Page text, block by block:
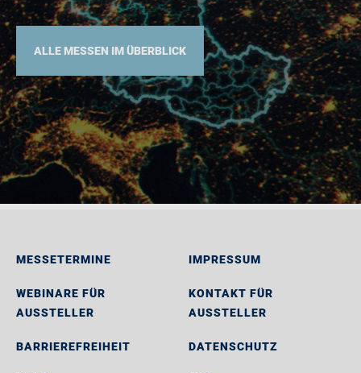
ALLE MESSEN IM ÜBERBLICK
MESSETERMINE
WEBINARE FÜR
AUSSTELLER
BARRIEREFREIHEIT
IMPRESSUM
KONTAKT FÜR
AUSSTELLER
DATENSCHUTZ